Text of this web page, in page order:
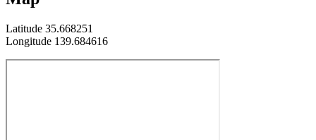
Latitude 35.668251
Longitude 139.684616